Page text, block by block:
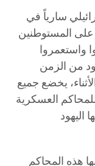
سارياً في
على المستوطنين
واستعمروا
من الزمن
يخضع جميع
العسكرية
اليهود
هذه المحاكم